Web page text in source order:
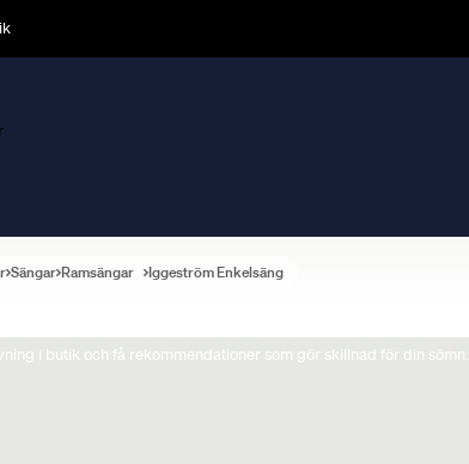
i butik och få rekommendationer som gör skillnad för din sömn.
Sängar Ramsängar Iggeström Enkelsäng